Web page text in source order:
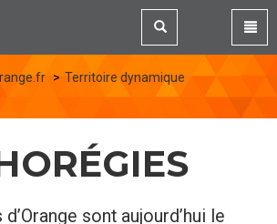
Territoire dynamique
sont aujourd’hui le